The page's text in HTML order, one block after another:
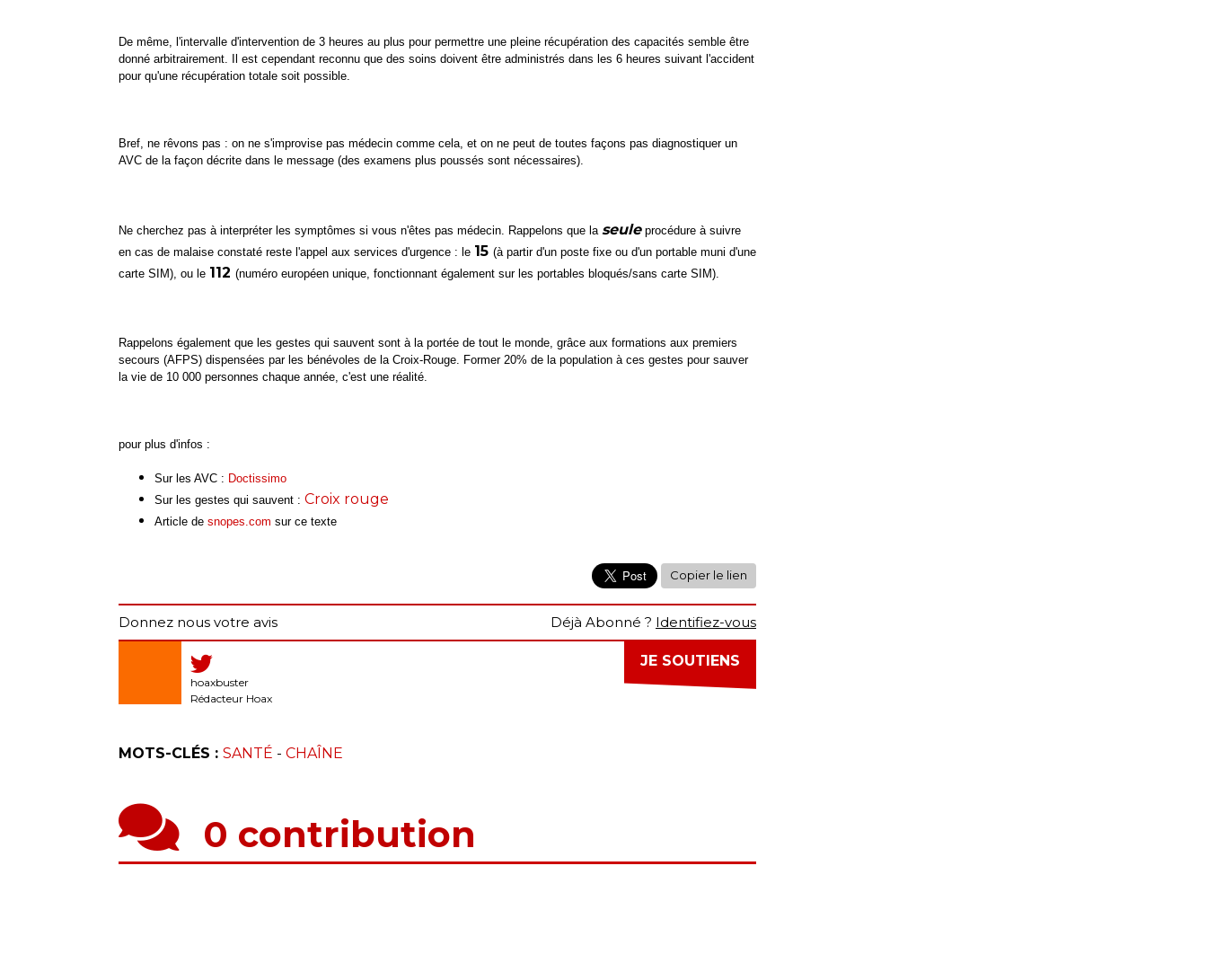
De même, l'intervalle d'intervention de 3 heures au plus pour permettre une pleine récupération des capacités semble être
donné arbitrairement. Il est cependant reconnu que des soins doivent être administrés dans les 6 heures suivant l'accident
pour qu'une récupération totale soit possible.
Bref, ne rêvons pas : on ne s'improvise pas médecin comme cela, et on ne peut de toutes façons pas diagnostiquer un
AVC de la façon décrite dans le message (des examens plus poussés sont nécessaires).
Ne cherchez pas à interpréter les symptômes si vous n'êtes pas médecin. Rappelons que la seuleprocédure à suivre
en cas de malaise constaté reste l'appel aux services d'urgence : le 15 (à partir d'un poste fixe ou d'un portable muni d'une
carte SIM), ou le 112 (numéro européen unique, fonctionnant également sur les portables bloqués/sans carte SIM).
Rappelons également que les gestes qui sauvent sont à la portée de tout le monde, grâce aux formations aux premiers
secours (AFPS) dispensées par les bénévoles de la Croix-Rouge. Former 20% de la population à ces gestes pour sauver
la vie de 10 000 personnes chaque année, c'est une réalité.
pour plus d'infos :
Sur les AVC : Doctissimo
Sur les gestes qui sauvent : Croix rouge
Article de snopes.com sur ce texte
Copier le lien
Donnez nous votre avis Déjà Abonné ? Identifiez-vous
JE SOUTIENS
hoaxbuster
Rédacteur Hoax
MOTS-CLÉS : SANTÉ - CHAÎNE
0 contribution